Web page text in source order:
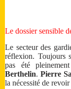
Le dossier sensible
Le secteur des
réflexion. Toujours
pas été
Berthelin. Pierre
la nécessité de